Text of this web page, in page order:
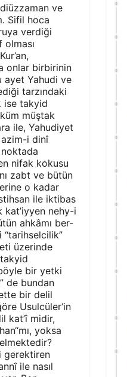
ve
Sifil hoca
verdiği
onlar birbirinin
ayet Yahudi ve
tarzındaki
ise takyid
müştak
ile, Yahudiyet
azim-i dinî
nifak kokusu
zabt ve bütün
o kadar
ile iktibas
kat’iyyen nehy-i
ahkâmı ber-
“tarihselcilik”
üzerinde
bir yetki
de bundan
bir delil
Usulcüler‘in
kat’î midir,
yoksa
gerektiren
ile nasıl